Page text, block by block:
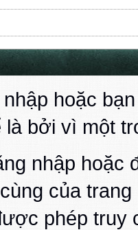
hoặc
bởi vì một
nhập hoặc
của trang
phép truy